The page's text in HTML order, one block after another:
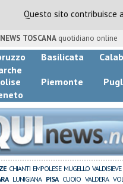
Questo sito contribuisce
TOSCANA quotidiano online
Basilicata
Piemonte
CHIANTI EMPOLESE MUGELLO VALDISIEVE
LUNIGIANA PISA CUOIO VALDERA